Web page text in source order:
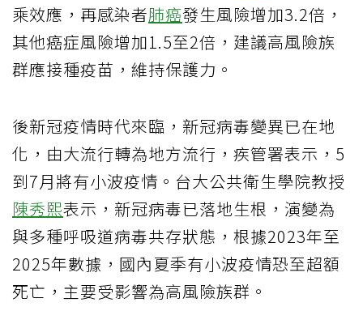
乘效應，再感染者肺癌發生風險增加3.2倍，
其他癌症風險增加1.5至2倍，建議高風險族
群應接種疫苗，維持保護力。
後新冠疫情時代來臨，新冠病毒變異已在地
化，由大流行轉為地方流行，疾管署表示，5
到7月將有小波疫情。台大公共衛生學院教授
陳秀熙表示，新冠病毒已落地生根，演變為
與多種呼吸道病毒共存狀態，根據2023年至
2025年數據，國內夏季有小波疫情恐至超額
死亡，主要受影響為高風險族群。